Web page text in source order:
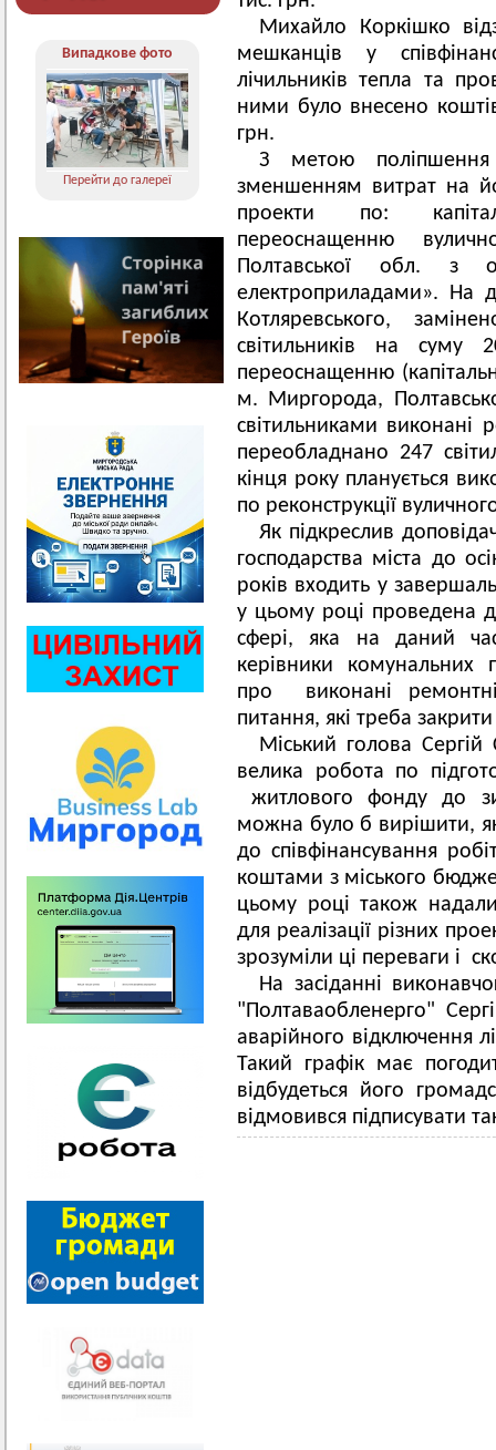
Випадкове фото
Перейти до галереї
Михайло Коркішко
мешканців у
лічильників тепла та
ними було внесено
грн.
З метою поліпшення
зменшенням витрат на
проекти по:
переоснащенню
Полтавської обл. з
електроприладами». На
Котляревського,
світильників на суму
переоснащенню
м. Миргорода,
світильниками виконані
переобладнано 247
кінця року планується
по реконструкції
Як підкреслив
господарства міста до
років входить у
у цьому році проведена
сфері, яка на даний час
керівники комунальних
про виконані
питання, які треба
Міський голова
велика робота по
житлового фонду до
можна було б вирішити,
до співфінансування
коштами з міського
цьому році також
для реалізації різних
зрозуміли ці переваги і
На засіданні
"Полтаваобленерго"
аварійного відключення
Такий графік має
відбудеться його
відмовився підписувати